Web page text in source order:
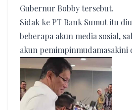
Gubernur Bobby tersebut.
Sidak ke PT Bank Sumut itu
beberapa akun media sosial,
akun pemimpinmudamasakini